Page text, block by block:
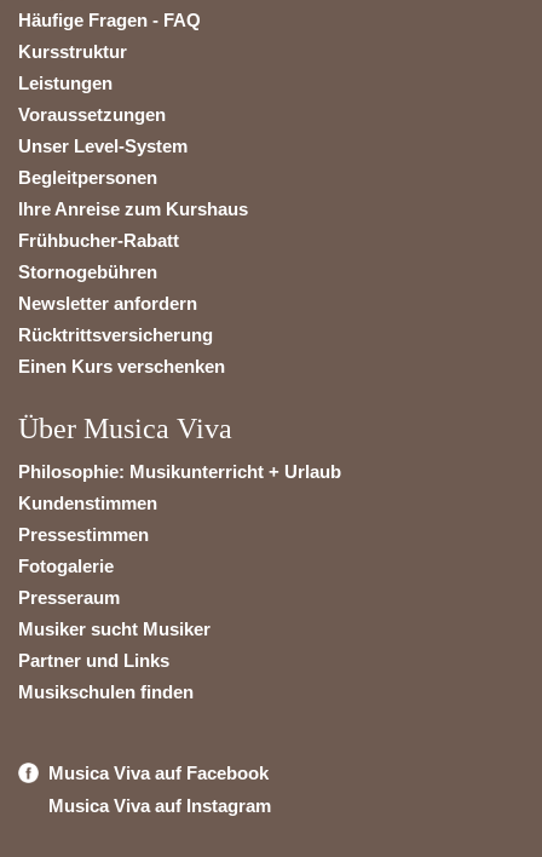
Häufige Fragen - FAQ
Kursstruktur
Leistungen
Voraussetzungen
Unser Level-System
Begleitpersonen
Ihre Anreise zum Kurshaus
Frühbucher-Rabatt
Stornogebühren
Newsletter anfordern
Rücktrittsversicherung
Einen Kurs verschenken
Über Musica Viva
Philosophie: Musikunterricht + Urlaub
Kundenstimmen
Pressestimmen
Fotogalerie
Presseraum
Musiker sucht Musiker
Partner und Links
Musikschulen finden
Musica Viva auf Facebook
Musica Viva auf Instagram